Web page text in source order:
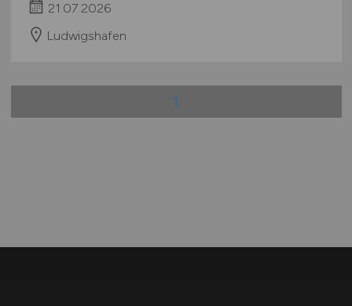
21.07.2026
Ludwigshafen
1